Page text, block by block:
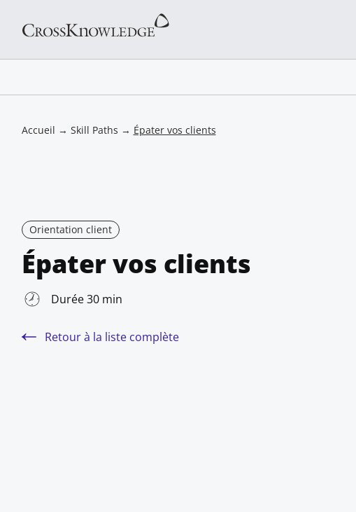
Accueil → Skill Paths → Épater vos clients
Orientation client
Épater vos clients
Durée 30 min
Retour à la liste complète